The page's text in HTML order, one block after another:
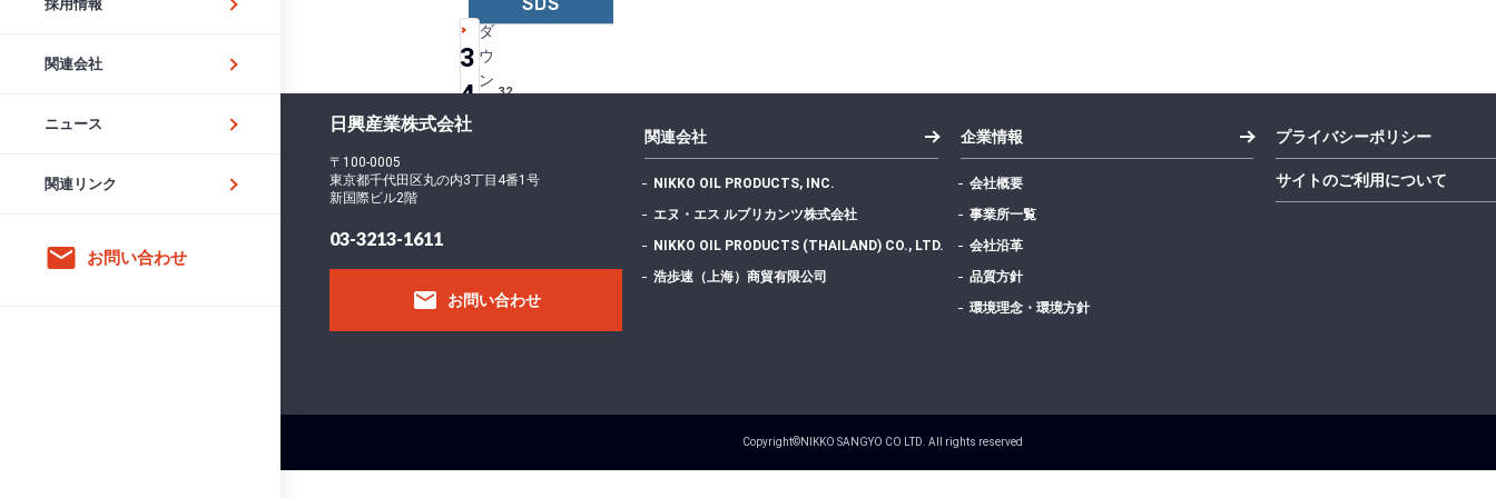
採用情報
関連会社
ニュース
関連リンク
email お問い合わせ
ダ
ウ
ン
32
フ
イ
投
3
4
-
5
5
日興産業株式会社
〒100-0005
東京都千代田区丸の内3丁目4番1号
新国際ビル2階
03-3213-1611
email お問い合わせ
関連会社
NIKKO OIL PRODUCTS, INC.
エヌ・エス ルブリカンツ株式会社
NIKKO OIL PRODUCTS (THAILAND) CO., LTD.
浩歩速（上海）商貿有限公司
企業情報
会社概要
事業所一覧
会社沿革
品質方針
環境理念・環境方針
プライバシーポリシー
サイトのご利用について
Copyright©NIKKO SANGYO CO LTD. All rights reserved